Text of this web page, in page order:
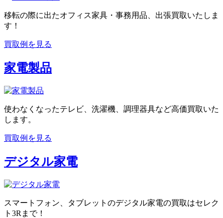
移転の際に出たオフィス家具・事務用品、出張買取いたしま
す！
買取例を見る
家電製品
使わなくなったテレビ、洗濯機、調理器具など高価買取いた
します。
買取例を見る
デジタル家電
スマートフォン、タブレットのデジタル家電の買取はセレク
ト3Rまで！